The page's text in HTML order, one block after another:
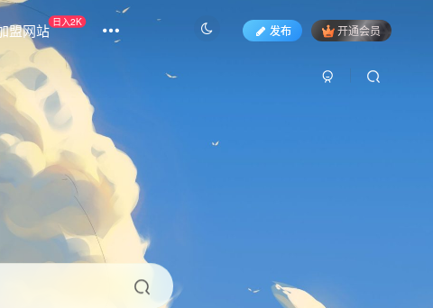
盟网站 日入2K
发布 开通会员